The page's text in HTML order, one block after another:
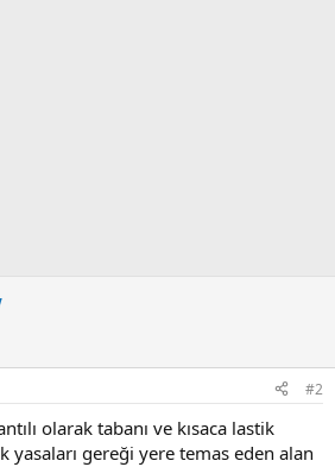
#2
olarak tabanı ve kısaca lastik
yasaları gereği yere temas eden alan